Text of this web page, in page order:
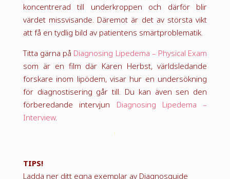
koncentrerad till underkroppen och därför blir
värdet missvisande. Däremot är det av största vikt
att få en tydlig bild av patientens smärtproblematik.
Titta gärna på Diagnosing Lipedema – Physical Exam
som är en film där Karen Herbst, världsledande
forskare inom lipödem, visar hur en undersökning
för diagnostisering går till. Du kan även sen den
förberedande intervjun Diagnosing Lipedema –
Interview.
TIPS!
Ladda ner ditt egna exemplar av Diagnosguide